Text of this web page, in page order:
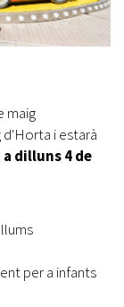
maig
d'Horta i estarà
dilluns 4 de
per a infants